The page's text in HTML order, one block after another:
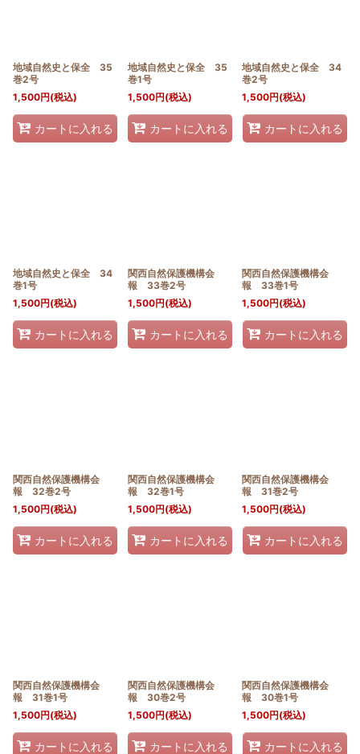
地域自然史と保全 35
巻2号
1,500円(税込)
カートに入れる
地域自然史と保全 35
巻1号
1,500円(税込)
カートに入れる
地域自然史と保全 34
巻2号
1,500円(税込)
カートに入れる
地域自然史と保全 34
巻1号
1,500円(税込)
カートに入れる
関西自然保護機構会
報 33巻2号
1,500円(税込)
カートに入れる
関西自然保護機構会
報 33巻1号
1,500円(税込)
カートに入れる
関西自然保護機構会
報 32巻2号
1,500円(税込)
カートに入れる
関西自然保護機構会
報 32巻1号
1,500円(税込)
カートに入れる
関西自然保護機構会
報 31巻2号
1,500円(税込)
カートに入れる
関西自然保護機構会
報 31巻1号
1,500円(税込)
カートに入れる
関西自然保護機構会
報 30巻2号
1,500円(税込)
カートに入れる
関西自然保護機構会
報 30巻1号
1,500円(税込)
カートに入れる